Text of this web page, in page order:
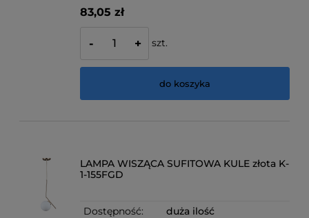
83,05 zł
- + szt.
do koszyka
LAMPA WISZĄCA SUFITOWA KULE złota K-
1-155FGD
Dostępność:
duża ilość